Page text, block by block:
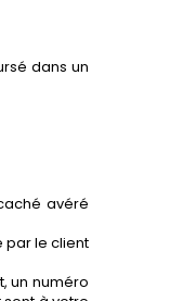
dans un
avéré
par le client
un numéro